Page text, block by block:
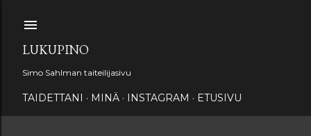
LUKUPINO
Simo Sahlman taiteilijasivu
TAIDETTANI MINÄ INSTAGRAM ETUSIVU